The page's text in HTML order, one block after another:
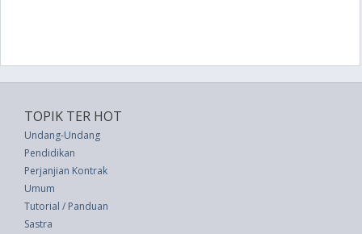
TOPIK TER HOT
Undang-Undang
Pendidikan
Perjanjian Kontrak
Umum
Tutorial / Panduan
Sastra